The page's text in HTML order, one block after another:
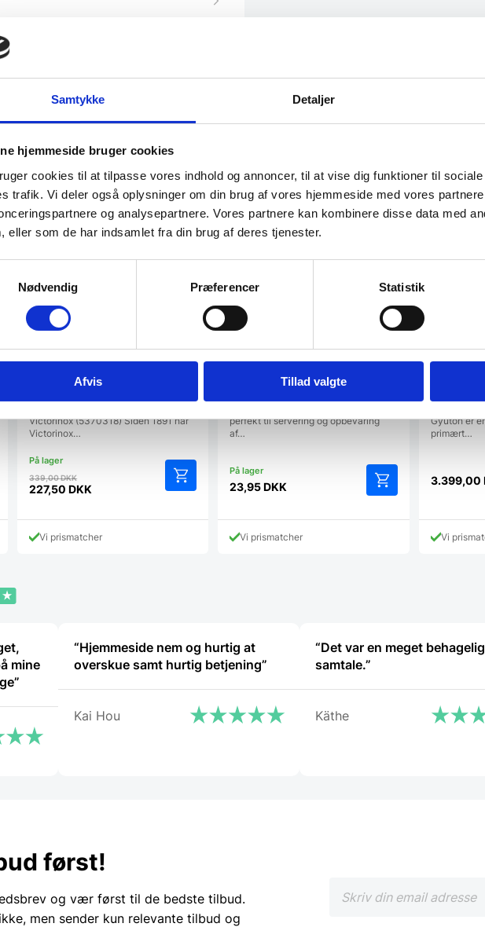
Samtykke Detaljer
hjemmeside bruger cookies
cookies til at tilpasse vores indhold og annoncer, til at vise dig funktioner til
trafik. Vi deler også oplysninger om din brug af vores hjemmeside med vores
og analysepartnere. Vores partnere kan kombinere disse data med
eller som de har indsamlet fra din brug af deres tjenester.
Nødvendig
Præferencer Statistik
Afvis Tillad valgte
hvorfor
SPAR 33%
Filetkniv med sort skaft 18cm,
Victorinox
Victorinox (5370318) Siden 1891 har
Victorinox…
339,00DKKDen
oprindelige
var:
339,00 DKK.
227,50DKK
aktuelle
pris
er:Vi prismatcher
Hendi – Plastik flaske
Gennemsigtig
perfekt til servering og opbevaring
af…
23,95DKK
Vi prismatcher
Miyabi
Damask
Gyutoh er
primært…
3.399,00
Vi
mine
“Hjemmeside nem og hurtig at
overskue samt hurtig betjening”
Kai Hou
“Det var en meget behagelig
samtale.”
Käthe
først!
og vær først til de bedste tilbud.
men sender kun relevante tilbud og